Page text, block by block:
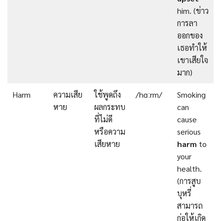
him. (ข่าว
การลา
ออกของ
เธอทำให้
เขาเสียใจ
มาก)
Harm
ความเสีย
หาย
ใช้พูดถึง
ผลกระทบ
ที่ไม่ดี
หรือความ
เสียหาย
/hɑːrm/
Smoking
can
cause
serious
harm to
your
health.
(การสูบ
บุหรี่
สามารถ
ก่อให้เกิด